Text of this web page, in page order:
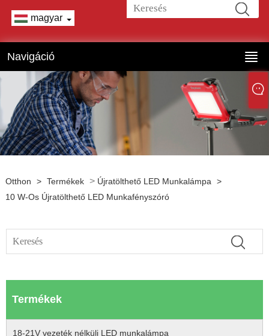
magyar
Navigáció
Otthon > Termékek > Újratölthető LED Munkalámpa
>
10 W-Os Újratölthető LED Munkafényszóró
Termékek
18-21V vezeték nélküli LED munkalámpa